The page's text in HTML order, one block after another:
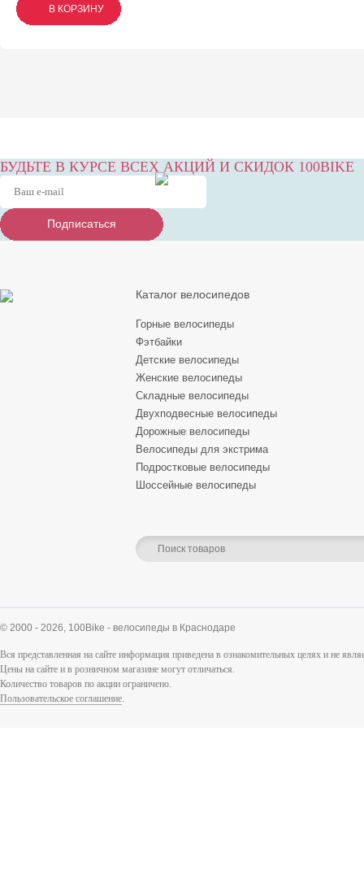
В КОРЗИНУ
В КОРЗИНУ
В КОРЗИНУ
БУДЬТЕ В КУРСЕ ВСЕХ АКЦИЙ И СКИДОК 100BIKE
Подписаться
Подписаться
Подписаться
Каталог велосипедов
Горные велосипеды
Фэтбайки
Детские велосипеды
Женские велосипеды
Складные велосипеды
Двухподвесные велосипеды
Дорожные велосипеды
Велосипеды для экстрима
Подростковые велосипеды
Шоссейные велосипеды
© 2000 - 2026, 100Bike - велосипеды в Краснодаре
Вся представленная на сайте информация приведена в ознакомительных целях и не
Цены на сайте и в розничном магазине могут отличаться.
Количество товаров по акции ограничено.
Пользовательское соглашение.